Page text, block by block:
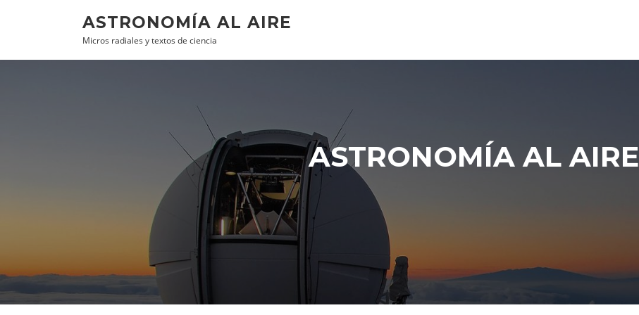
ASTRONOMÍA AL AIRE
Micros radiales y textos de ciencia
ASTRONOMÍA AL AIRE